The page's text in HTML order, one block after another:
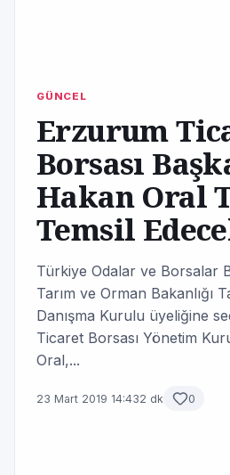
GÜNCEL
Erzurum
Borsası
Hakan Oral
Temsil
Türkiye Odalar ve Borsalar
Tarım ve Orman Bakanlığı
Danışma Kurulu üyeliğine
Ticaret Borsası Yönetim
Oral,...
23 Mart 2019 14:432 dk 0